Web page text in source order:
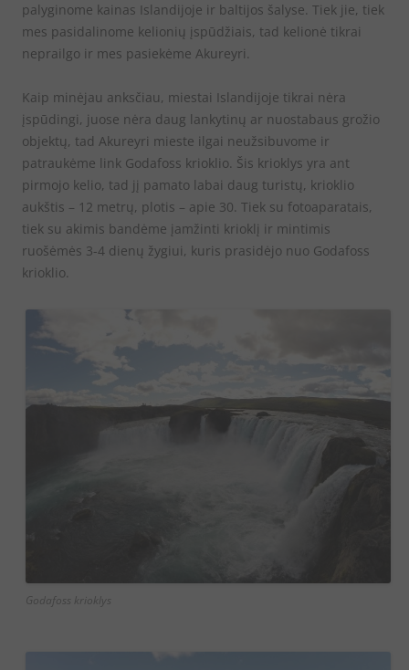
palyginome kainas Islandijoje ir baltijos šalyse. Tiek jie, tiek
mes pasidalinome kelionių įspūdžiais, tad kelionė tikrai
neprailgo ir mes pasiekėme Akureyri.
Kaip minėjau anksčiau, miestai Islandijoje tikrai nėra
įspūdingi, juose nėra daug lankytinų ar nuostabaus grožio
objektų, tad Akureyri mieste ilgai neužsibuvome ir
patraukėme link Godafoss krioklio. Šis krioklys yra ant
pirmojo kelio, tad jį pamato labai daug turistų, krioklio
aukštis – 12 metrų, plotis – apie 30. Tiek su fotoaparatais,
tiek su akimis bandėme įamžinti krioklį ir mintimis
ruošėmės 3-4 dienų žygiui, kuris prasidėjo nuo Godafoss
krioklio.
Godafoss krioklys